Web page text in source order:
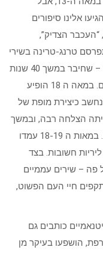
יצירותיהם לא נשתמרו. רק מן המאה ה 15 הגיעו אלינו סיפורים
“העכבר הצדיק”,
אינו ידוע בוודאות. במאה ה 16 התפרסם טרנג-טרינה בשירי
התבוננות – מהם בויאטנמית ומהם בסינית – שחיבר במשך 40 שנות
התבודדות: שיריו נשארו פופולאריים עד היום. במאה ה 18 הופיע
כיצירת מופת של
הצלחה רבה, ובמשך
המאה ה-19 הופיעו הרבה רומנים מחורזים. במאות ה 18-19 עמדו
חשובות. בצד
פה – שירים עממיים
חיי העם הפשוט,
וייטנאמיים כותבים גם
הושפעו בעיקר מן